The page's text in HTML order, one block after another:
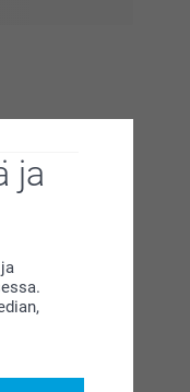
ja
sisään
lisää iloa ja